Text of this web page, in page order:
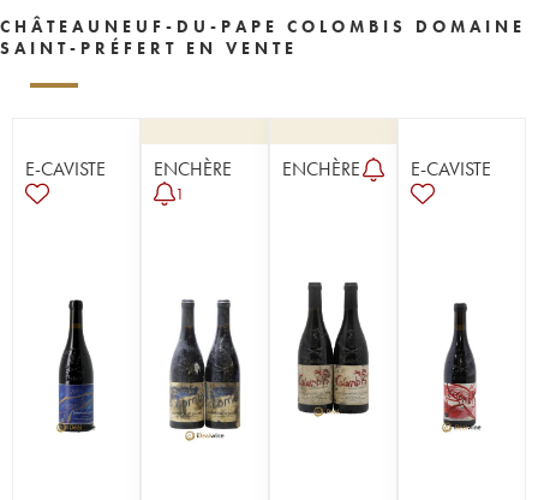
CHÂTEAUNEUF-DU-PAPE COLOMBIS DOMAINE
SAINT-PRÉFERT EN VENTE
E-CAVISTE ENCHÈRE
1
ENCHÈRE E-CAVISTE